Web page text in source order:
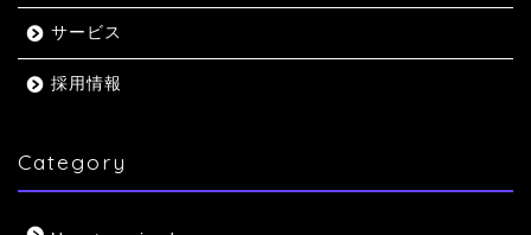
サービス
採用情報
Category